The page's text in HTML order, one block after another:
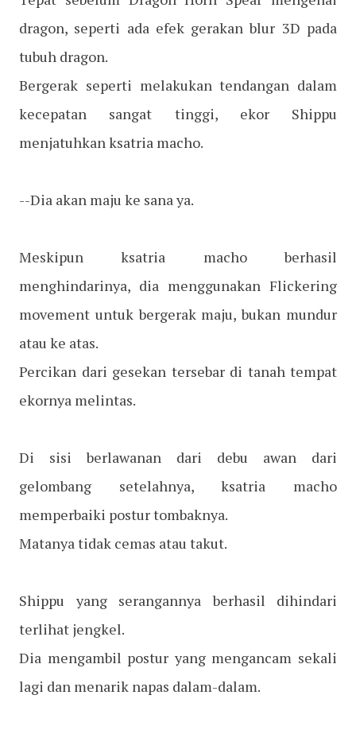
dragon, seperti ada efek gerakan blur 3D pada
tubuh dragon.
Bergerak seperti melakukan tendangan dalam
kecepatan sangat tinggi, ekor Shippu
menjatuhkan ksatria macho.
--Dia akan maju ke sana ya.
Meskipun ksatria macho berhasil
menghindarinya, dia menggunakan Flickering
movement untuk bergerak maju, bukan mundur
atau ke atas.
Percikan dari gesekan tersebar di tanah tempat
ekornya melintas.
Di sisi berlawanan dari debu awan dari
gelombang setelahnya, ksatria macho
memperbaiki postur tombaknya.
Matanya tidak cemas atau takut.
Shippu yang serangannya berhasil dihindari
terlihat jengkel.
Dia mengambil postur yang mengancam sekali
lagi dan menarik napas dalam-dalam.